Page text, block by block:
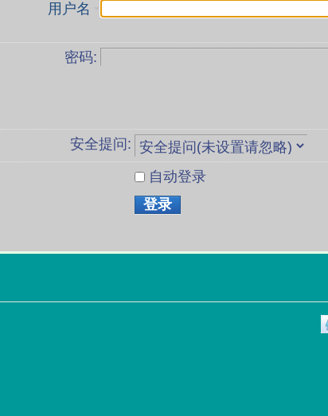
用户名
密码:
安全提问:
自动登录
登录